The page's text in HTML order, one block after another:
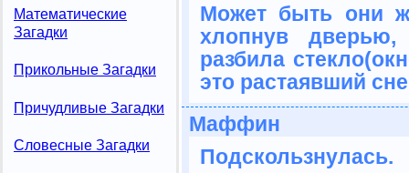
Математические
Загадки
Прикольные Загадки
Причудливые Загадки
Словесные Загадки
Может быть они
хлопнув дверью,
разбила
это растаявший
Маффин
Подскользнулась.